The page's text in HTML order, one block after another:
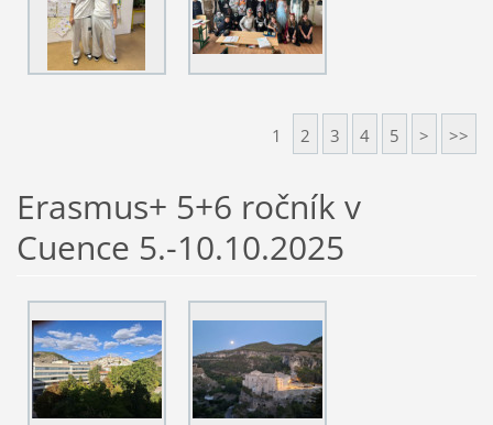
1 2 3 4 5 > >>
Erasmus+ 5+6 ročník v
Cuence 5.-10.10.2025